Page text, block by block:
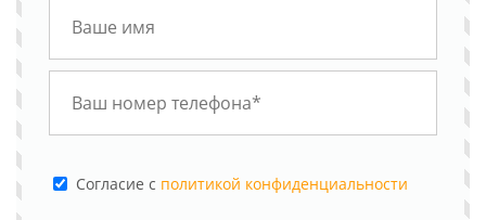
Cогласие с политикой конфиденциальности